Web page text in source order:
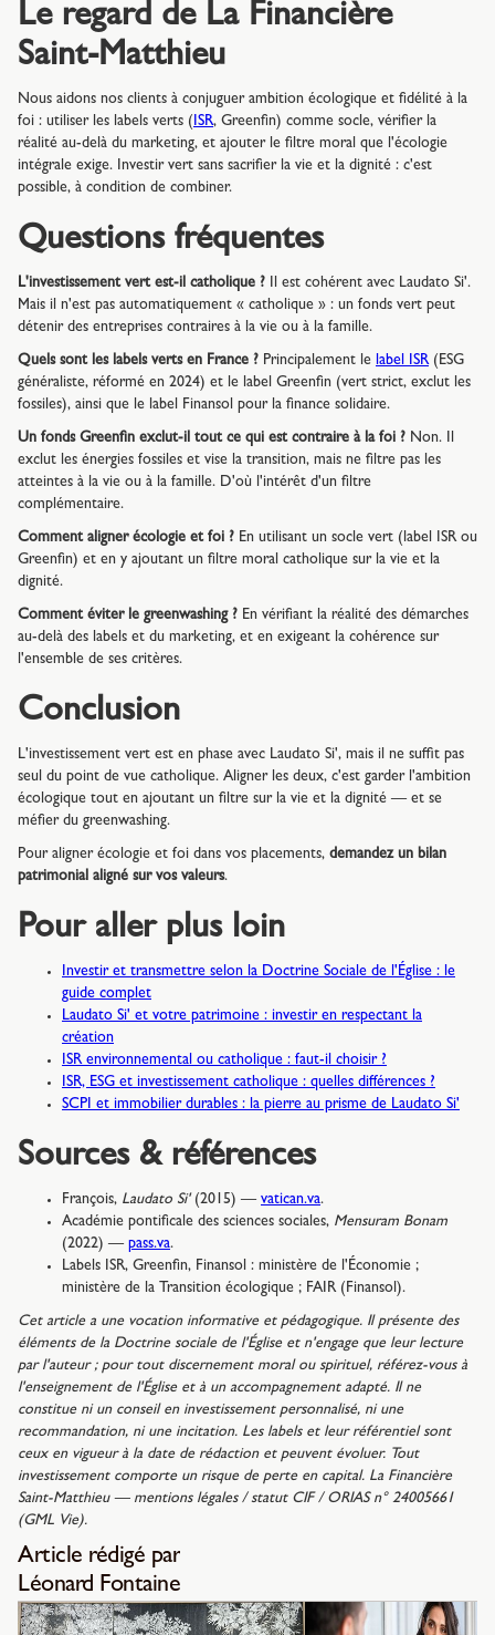
Le regard de La Financière
Saint-Matthieu
Nous aidons nos clients à conjuguer ambition écologique et fidélité à la
foi : utiliser les labels verts ( ISR, Greenfin) comme socle, vérifier la
réalité au-delà du marketing, et ajouter le filtre moral que l'écologie
intégrale exige. Investir vert sans sacrifier la vie et la dignité : c'est
possible, à condition de combiner.
Questions fréquentes
L'investissement vert est-il catholique ? Il est cohérent avec Laudato Si'.
Mais il n'est pas automatiquement « catholique » : un fonds vert peut
détenir des entreprises contraires à la vie ou à la famille.
Quels sont les labels verts en France ? Principalement le label ISR(ESG
généraliste, réformé en 2024) et le label Greenfin (vert strict, exclut les
fossiles), ainsi que le label Finansol pour la finance solidaire.
Un fonds Greenfin exclut-il tout ce qui est contraire à la foi ? Non. Il
exclut les énergies fossiles et vise la transition, mais ne filtre pas les
atteintes à la vie ou à la famille. D'où l'intérêt d'un filtre
complémentaire.
Comment aligner écologie et foi ? En utilisant un socle vert (label ISR ou
Greenfin) et en y ajoutant un filtre moral catholique sur la vie et la
dignité.
Comment éviter le greenwashing ? En vérifiant la réalité des démarches
au-delà des labels et du marketing, et en exigeant la cohérence sur
l'ensemble de ses critères.
Conclusion
L'investissement vert est en phase avec Laudato Si', mais il ne suffit pas
seul du point de vue catholique. Aligner les deux, c'est garder l'ambition
écologique tout en ajoutant un filtre sur la vie et la dignité — et se
méfier du greenwashing.
Pour aligner écologie et foi dans vos placements, demandez un bilan
patrimonial aligné sur vos valeurs.
Pour aller plus loin
Investir et transmettre selon la Doctrine Sociale de l'Église : le
guide complet
Laudato Si' et votre patrimoine : investir en respectant la
création
ISR environnemental ou catholique : faut-il choisir ?
ISR, ESG et investissement catholique : quelles différences ?
SCPI et immobilier durables : la pierre au prisme de Laudato Si'
Sources & références
François, Laudato Si'(2015) — vatican.va.
Académie pontificale des sciences sociales, Mensuram Bonam
(2022) — pass.va.
Labels ISR, Greenfin, Finansol : ministère de l'Économie ;
ministère de la Transition écologique ; FAIR (Finansol).
Cet article a une vocation informative et pédagogique. Il présente des
éléments de la Doctrine sociale de l'Église et n'engage que leur lecture
par l'auteur ; pour tout discernement moral ou spirituel, référez-vous à
l'enseignement de l'Église et à un accompagnement adapté. Il ne
constitue ni un conseil en investissement personnalisé, ni une
recommandation, ni une incitation. Les labels et leur référentiel sont
ceux en vigueur à la date de rédaction et peuvent évoluer. Tout
investissement comporte un risque de perte en capital. La Financière
Saint-Matthieu — mentions légales / statut CIF / ORIAS n° 24005661
(GML Vie).
Article rédigé par
Léonard Fontaine